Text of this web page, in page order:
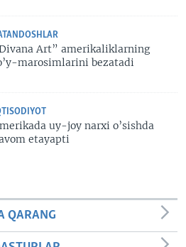
Art” amerikaliklarning
marosimlarini bezatadi
uy-joy narxi o’sishda
etayapti
QARANG